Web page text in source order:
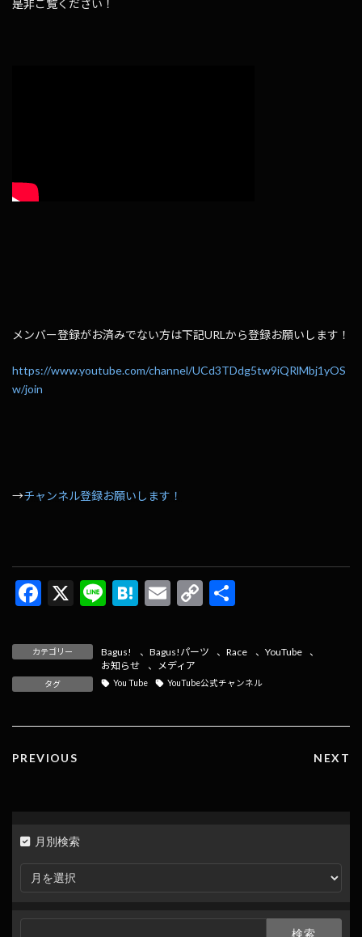
是非ご覧ください！
メンバー登録がお済みでない方は下記URLから登録お願いします！
https://www.youtube.com/channel/UCd3TDdg5tw9iQRlMbj1yOS
w/join
→チャンネル登録お願いします！
F
e
b
o
o
k
X
Li
e
H
e
n
a
E
ai
l
C
p
y
Li
n
カテゴリー Bagus! 、 Bagus!パーツ 、Race 、 YouTube
、
お知らせ
、 メディア
タグ You Tube YouTube公式チャンネル
PREVIOUS NEXT
月別検索
月
検